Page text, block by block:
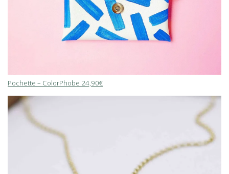
Pochette – ColorPhobe 24,90€